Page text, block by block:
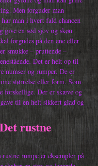
Men forguder man
har man i hvert fald chancen
give en sød sjov og skøn
forgudes på den ene eller
smukke – pruttende –
Det er helt op til
numser og rumper. De er
størrelse eller form. Som
forskellige. Der er skæve og
til en helt sikkert glad og
rustne
rumpe er eksempler på